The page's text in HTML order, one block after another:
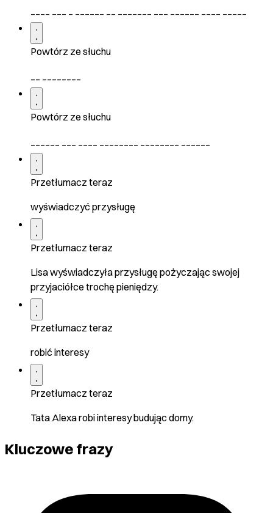
Powtórz ze słuchu
Powtórz ze słuchu
Przetłumacz teraz
wyświadczyć przysługę
Przetłumacz teraz
Lisa wyświadczyła przysługę pożyczając swojej
przyjaciółce trochę pieniędzy.
Przetłumacz teraz
robić interesy
Przetłumacz teraz
Tata Alexa robi interesy budując domy.
Kluczowe frazy